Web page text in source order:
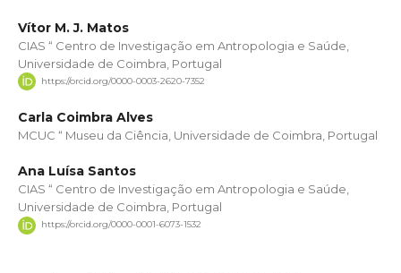
Vítor M. J. Matos
CIAS “ Centro de Investigação em Antropologia e Saúde,
Universidade de Coimbra, Portugal
https://orcid.org/0000-0003-2620-7352
Carla Coimbra Alves
MCUC “ Museu da Ciência, Universidade de Coimbra, Portugal
Ana Luísa Santos
CIAS “ Centro de Investigação em Antropologia e Saúde,
Universidade de Coimbra, Portugal
https://orcid.org/0000-0001-6073-1532